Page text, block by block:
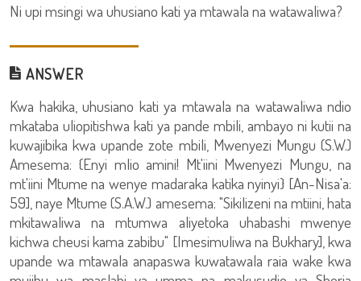
Ni upi msingi wa uhusiano kati ya mtawala na watawaliwa?
ANSWER
Kwa hakika, uhusiano kati ya mtawala na watawaliwa ndio
mkataba uliopitishwa kati ya pande mbili, ambayo ni kutii na
kuwajibika kwa upande zote mbili, Mwenyezi Mungu (S.W.)
Amesema: {Enyi mlio amini! Mt'iini Mwenyezi Mungu, na
mt'iini Mtume na wenye madaraka katika nyinyi} [An-Nisa'a:
59], naye Mtume (S.A.W.) amesema: "Sikilizeni na mtiini, hata
mkitawaliwa na mtumwa aliyetoka uhabashi mwenye
kichwa cheusi kama zabibu" [Imesimuliwa na Bukhary], kwa
upande wa mtawala anapaswa kuwatawala raia wake kwa